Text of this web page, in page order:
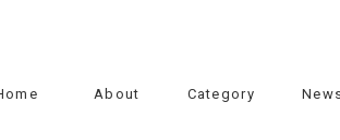
About Category